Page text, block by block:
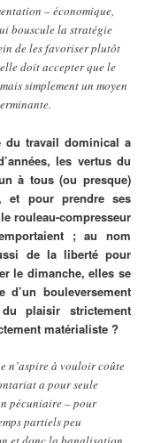
– économique,
bouscule la stratégie
de les favoriser plutôt
doit accepter que le
simplement un moyen
du travail dominical a
les vertus du
à tous (ou presque)
et pour prendre ses
rouleau-compresseur
; au nom
de la liberté pour
le dimanche, elles se
d’un bouleversement
plaisir strictement
matérialiste ?
n’aspire à vouloir coûte
a pour seule
pécuniaire – pour
partiels peu